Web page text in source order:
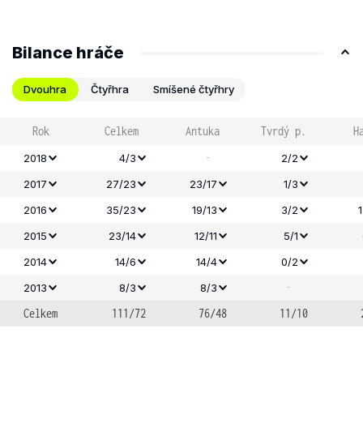
Bilance hráče
Dvouhra Čtyřhra Smíšené čtyřhry
Rok Celkem Antuka Tvrdý p.
2018 4/3 -
2/2
2017
27/23 23/17 1/3
2016
35/23 19/13 3/2
2015
23/14 12/11 5/1
2014
14/6 14/4
0/2
2013
8/3 8/3
-
Celkem
111/72 76/48 11/10